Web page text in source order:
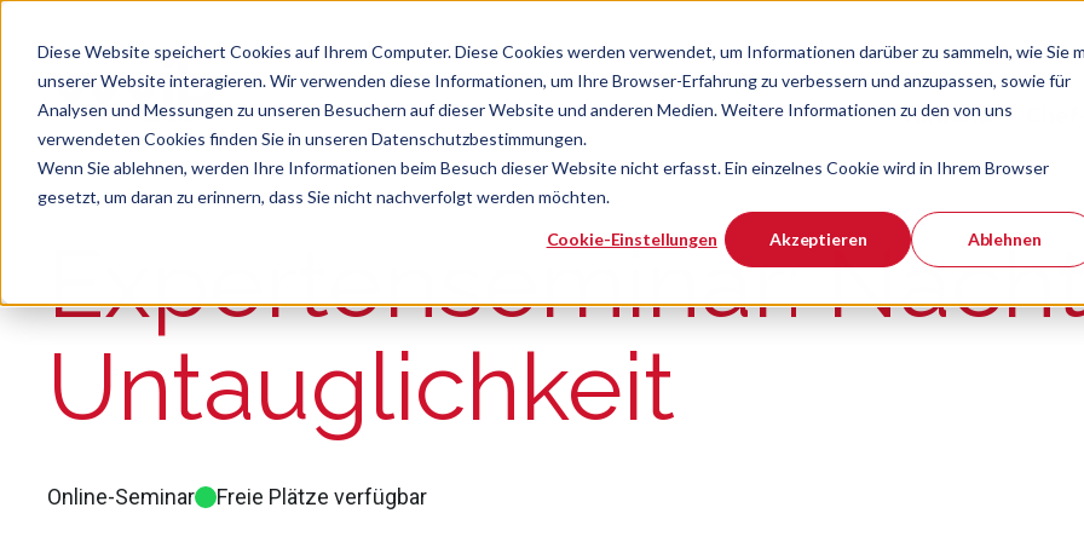
Diese Website speichert Cookies auf Ihrem Computer. Diese Cookies werden verwendet, um Informationen darüber zu sammeln, wie Sie
unserer Website interagieren. Wir verwenden diese Informationen, um Ihre Browser-Erfahrung zu verbessern und anzupassen, sowie für
Analysen und Messungen zu unseren Besuchern auf dieser Website und anderen Medien. Weitere Informationen zu den von uns
verwendeten Cookies finden Sie in unseren Datenschutzbestimmungen.
Wenn Sie ablehnen, werden Ihre Informationen beim Besuch dieser Website nicht erfasst. Ein einzelnes Cookie wird in Ihrem Browser
gesetzt, um daran zu erinnern, dass Sie nicht nachverfolgt werden möchten.
Cookie-Einstellungen Akzeptieren Ablehnen
Zeige
Verband
Suche
Es gibt keine Vorschläge, da das Suchfeld leer ist.
Expertenseminar:
Untauglichkeit
Online-Seminar Freie Plätze verfügbar